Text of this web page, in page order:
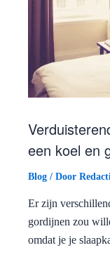
een koel en
Blog / Door
Er zijn
gordijnen zou
omdat je je